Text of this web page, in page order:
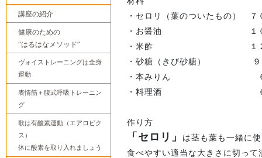
・セロリ（葉のついたもの） ７
・お醤油 １００
・米酢 １２０
・砂糖（きび砂糖） ９
・本みりん ６０
・料理酒 ６０
作り方
「セロリ」
は茎も葉も一緒に
食べやすい適当な大きさに切って
講座の紹介
健康のための
“はるはなメソッド”
ヴォイストレーニングは全身
運動
表情筋＋腹式呼吸トレーニン
グ
歌は有酸素運動（エアロビク
ス）
体に酸素を取り入れましょう